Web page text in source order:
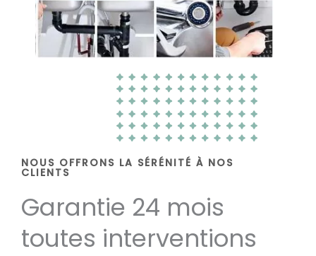
NOUS OFFRONS LA SÉRÉNITÉ À NOS
CLIENTS
Garantie 24 mois
toutes interventions